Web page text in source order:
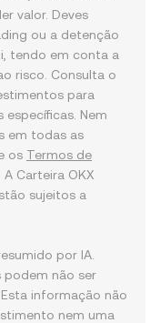
valor. Deves
ou a detenção
tendo em conta a
risco. Consulta o
para
específicas. Nem
em todas as
os Termos de
A Carteira OKX
sujeitos a
por IA.
podem não ser
informação não
nem uma